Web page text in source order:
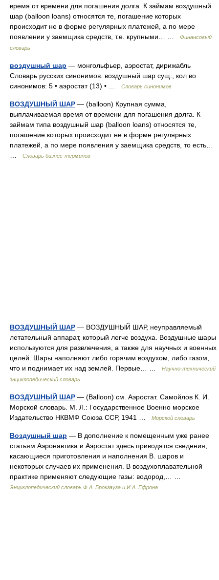
время от времени для погашения долга. К займам воздушный
шар (balloon loans) относятся те, погашение которых
происходит не в форме регулярных платежей, а по мере
появлении у заемщика средств, т.е. крупными… …
Финансовый
словарь
воздушный шар — монгольфьер, аэростат, дирижабль
Словарь русских синонимов. воздушный шар сущ., кол во
синонимов: 5 • аэростат (13) • …
Словарь синонимов
ВОЗДУШНЫЙ ШАР — (balloon) Крупная сумма,
выплачиваемая время от времени для погашения долга. К
займам типа воздушный шар (balloon loans) относятся те,
погашение которых происходит не в форме регулярных
платежей, а по мере появления у заемщика средств, то есть…
Словарь бизнес-терминов
ВОЗДУШНЫЙ ШАР — ВОЗДУШНЫЙ ШАР, неуправляемый
летательный аппарат, который легче воздуха. Воздушные шары
используются для развлечения, а также для научных и военных
целей. Шары наполняют либо горячим воздухом, либо газом,
что и поднимает их над землей. Первые… …
Научно-технический
энциклопедический словарь
ВОЗДУШНЫЙ ШАР — (Balloon) см. Аэростат. Самойлов К. И.
Морской словарь. М. Л.: Государственное Военно морское
Издательство НКВМФ Союза ССР, 1941 …
Морской словарь
Воздушный шар — В дополнение к помещенным уже ранее
статьям Аэронавтика и Аэростат здесь приводятся сведения,
касающиеся приготовления и наполнения В. шаров и
некоторых случаев их применения. В воздухоплавательной
практике применяют следующие газы: водород,… …
Энциклопедический словарь Ф.А. Брокгауза и И.А. Ефрона